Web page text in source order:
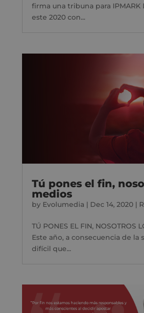
firma una tribuna para IPMARK
este 2020 con...
Tú pones el fin,
medios
by Evolumedia | Dec 14, 2020|
TÚ PONES EL FIN, NOSOTROS
Este año, a consecuencia de la
difícil que...